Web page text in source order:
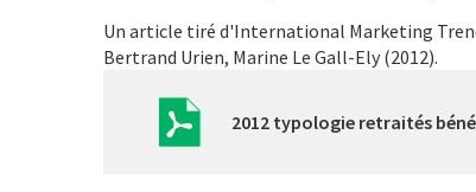
Un article tiré d'International Marketing
Bertrand Urien, Marine Le Gall-Ely (2012).
2012 typologie retraités